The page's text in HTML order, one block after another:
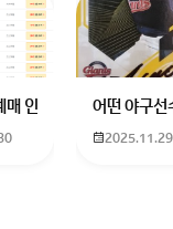
고 프로형은 많아서
에서 스타부문에서의
고등학교 입학생인데
매 인천공항에서 대전으
어떤 야구선
2025.11.29